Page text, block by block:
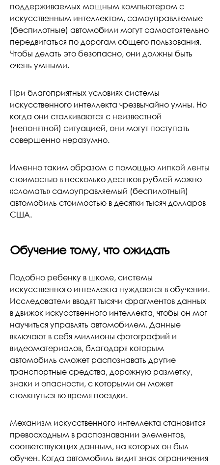
поддерживаемых мощным компьютером с
искусственным интеллектом, самоуправляемые
(беспилотные) автомобили могут самостоятельно
передвигаться по дорогам общего пользования.
Чтобы делать это безопасно, они должны быть
очень умными.
При благоприятных условиях системы
искусственного интеллекта чрезвычайно умны. Но
когда они сталкиваются с неизвестной
(непонятной) ситуацией, они могут поступать
совершенно неразумно.
Именно таким образом с помощью липкой ленты
стоимостью в несколько десятков рублей можно
«сломать» самоуправляемый (беспилотный)
автомобиль стоимостью в десятки тысяч долларов
США.
Обучение тому, что ожидать
Подобно ребенку в школе, системы
искусственного интеллекта нуждаются в обучении.
Исследователи вводят тысячи фрагментов данных
в движок искусственного интеллекта, чтобы он мог
научиться управлять автомобилем. Данные
включают в себя миллионы фотографий и
видеоматериалов, благодаря которым
автомобиль сможет распознавать другие
транспортные средства, дорожную разметку,
знаки и опасности, с которыми он может
столкнуться во время поездки.
Механизм искусственного интеллекта становится
превосходным в распознавании элементов,
соответствующих данным, на которых он был
обучен. Когда автомобиль видит знак ограничения